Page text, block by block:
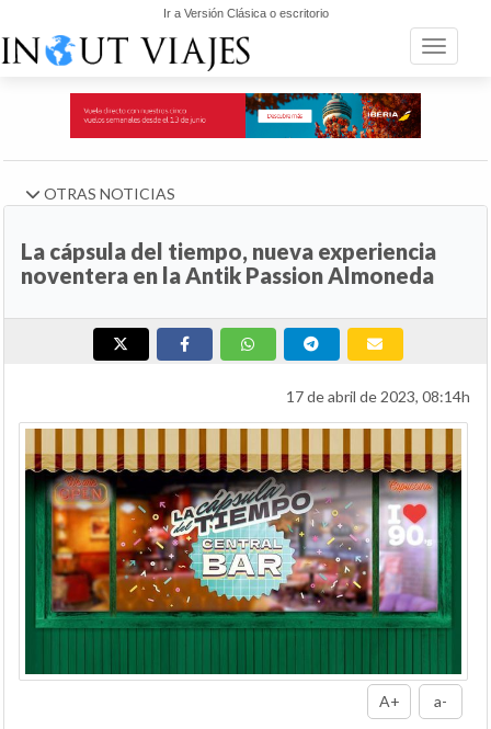
Ir a Versión Clásica o escritorio
Toggle
OTRAS NOTICIAS
La cápsula del tiempo, nueva experiencia
noventera en la Antik Passion Almoneda
17 de abril de 2023, 08:14h
A+ a-